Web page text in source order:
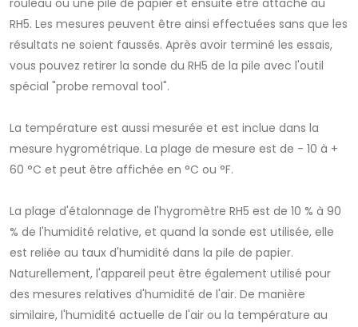
rouleau ou une pile de papier et ensuite être attaché au
RH5. Les mesures peuvent être ainsi effectuées sans que les
résultats ne soient faussés. Après avoir terminé les essais,
vous pouvez retirer la sonde du RH5 de la pile avec l'outil
spécial "probe removal tool".
La température est aussi mesurée et est inclue dans la
mesure hygrométrique. La plage de mesure est de - 10 à +
60 °C et peut être affichée en °C ou °F.
La plage d'étalonnage de l'hygromètre RH5 est de 10 % à 90
% de l'humidité relative, et quand la sonde est utilisée, elle
est reliée au taux d'humidité dans la pile de papier.
Naturellement, l'appareil peut être également utilisé pour
des mesures relatives d'humidité de l'air. De manière
similaire, l'humidité actuelle de l'air ou la température au